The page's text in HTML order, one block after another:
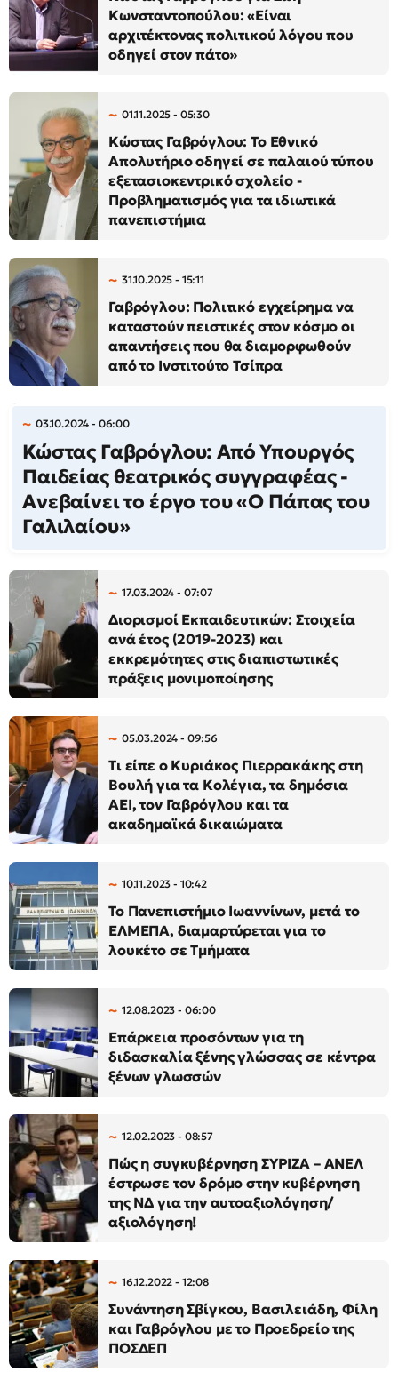
Κωνσταντοπούλου: «Είναι
αρχιτέκτονας πολιτικού λόγου που
οδηγεί στον πάτο»
01.11.2025 - 05:30
Κώστας Γαβρόγλου: Το Εθνικό
Απολυτήριο οδηγεί σε παλαιού τύπου
εξετασιοκεντρικό σχολείο -
Προβληματισμός για τα ιδιωτικά
πανεπιστήμια
31.10.2025 - 15:11
Γαβρόγλου: Πολιτικό εγχείρημα να
καταστούν πειστικές στον κόσμο οι
απαντήσεις που θα διαμορφωθούν
από το Ινστιτούτο Τσίπρα
03.10.2024 - 06:00
Κώστας Γαβρόγλου: Από Υπουργός
Παιδείας θεατρικός συγγραφέας -
Ανεβαίνει το έργο του «Ο Πάπας του
Γαλιλαίου»
17.03.2024 - 07:07
Διορισμοί Εκπαιδευτικών: Στοιχεία
ανά έτος (2019-2023) και
εκκρεμότητες στις διαπιστωτικές
πράξεις μονιμοποίησης
05.03.2024 - 09:56
Τι είπε ο Κυριάκος Πιερρακάκης στη
Βουλή για τα Κολέγια, τα δημόσια
ΑΕΙ, τον Γαβρόγλου και τα
ακαδημαϊκά δικαιώματα
10.11.2023 - 10:42
Το Πανεπιστήμιο Ιωαννίνων, μετά το
ΕΛΜΕΠΑ, διαμαρτύρεται για το
λουκέτο σε Τμήματα
12.08.2023 - 06:00
Επάρκεια προσόντων για τη
διδασκαλία ξένης γλώσσας σε κέντρα
ξένων γλωσσών
12.02.2023 - 08:57
Πώς η συγκυβέρνηση ΣΥΡΙΖΑ – ΑΝΕΛ
έστρωσε τον δρόμο στην κυβέρνηση
της ΝΔ για την αυτοαξιολόγηση/
αξιολόγηση!
16.12.2022 - 12:08
Συνάντηση Σβίγκου, Βασιλειάδη, Φίλη
και Γαβρόγλου με το Προεδρείο της
ΠΟΣΔΕΠ